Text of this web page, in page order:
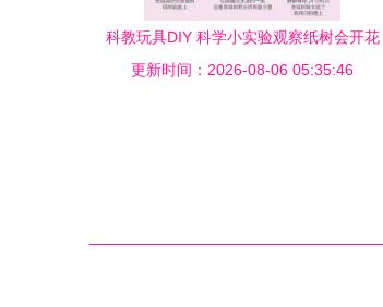
科教玩具DIY 科学小实验观察纸树会开花
神奇魔法树七彩结晶圣诞树
更新时间：2026-08-06 05:35:46